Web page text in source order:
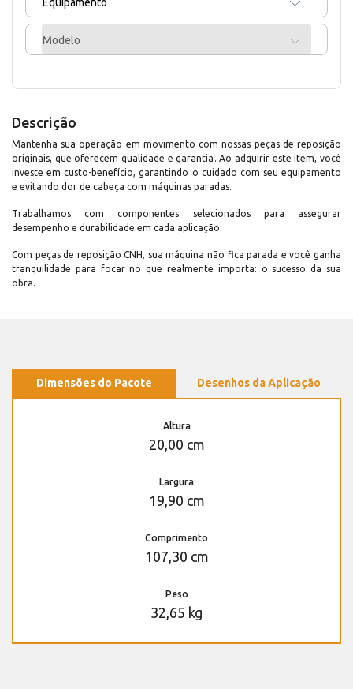
Modelo
Descrição
Mantenha sua operação em movimento com nossas peças de reposição
originais, que oferecem qualidade e garantia. Ao adquirir este item, você
investe em custo-benefício, garantindo o cuidado com seu equipamento
e evitando dor de cabeça com máquinas paradas.
Trabalhamos com componentes selecionados para assegurar
desempenho e durabilidade em cada aplicação.
Com peças de reposição CNH, sua máquina não fica parada e você ganha
tranquilidade para focar no que realmente importa: o sucesso da sua
obra.
Dimensões do Pacote Desenhos da Aplicação
Altura
20,00 cm
Largura
19,90 cm
Comprimento
107,30 cm
Peso
32,65 kg